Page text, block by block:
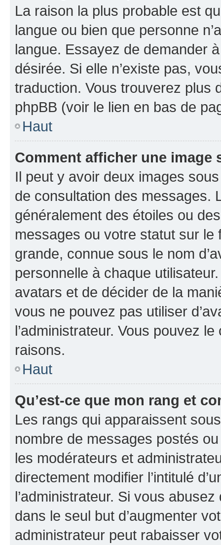
La raison la plus probable est
langue ou bien que personne
langue. Essayez de demander
désirée. Si elle n’existe pas,
traduction. Vous trouverez plus
phpBB (voir le lien en bas de
Haut
Comment afficher une image
Il peut y avoir deux images
de consultation des messages.
généralement des étoiles ou
messages ou votre statut sur
grande, connue sous le nom
personnelle à chaque utilisateur.
avatars et de décider de la
vous ne pouvez pas utiliser
l’administrateur. Vous pouvez
raisons.
Haut
Qu’est-ce que mon rang et
Les rangs qui apparaissent
nombre de messages postés
les modérateurs et
directement modifier l’intitulé
l’administrateur. Si vous
dans le seul but d’augmenter
administrateur peut rabaisser